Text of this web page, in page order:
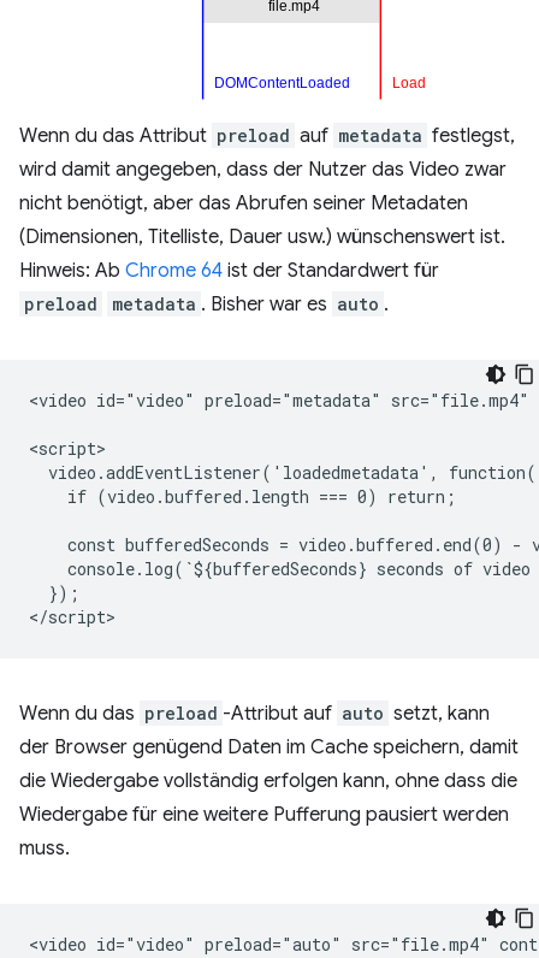
Wenn du das Attribut preload auf metadata festlegst,
wird damit angegeben, dass der Nutzer das Video zwar
nicht benötigt, aber das Abrufen seiner Metadaten
(Dimensionen, Titelliste, Dauer usw.) wünschenswert ist.
Hinweis: Ab Chrome 64 ist der Standardwert für
preload metadata . Bisher war es auto .
<video id="video" preload="metadata" src="file.mp4"
<script>
video.addEventListener('loadedmetadata',
    if (video.buffered.length === 0) return;
const bufferedSeconds = video.buffered.end(0) -
console.log(`${bufferedSeconds} seconds of
  });
Wenn du das preload -Attribut auf auto setzt, kann
der Browser genügend Daten im Cache speichern, damit
die Wiedergabe vollständig erfolgen kann, ohne dass die
Wiedergabe für eine weitere Pufferung pausiert werden
muss.
<video id="video" preload="auto" src="file.mp4"